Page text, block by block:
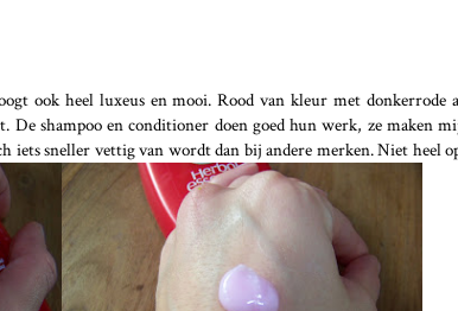
ook heel luxeus en mooi. Rood van kleur met donkerrode
shampoo en conditioner doen goed hun werk, ze maken
iets sneller vettig van wordt dan bij andere merken. Niet heel